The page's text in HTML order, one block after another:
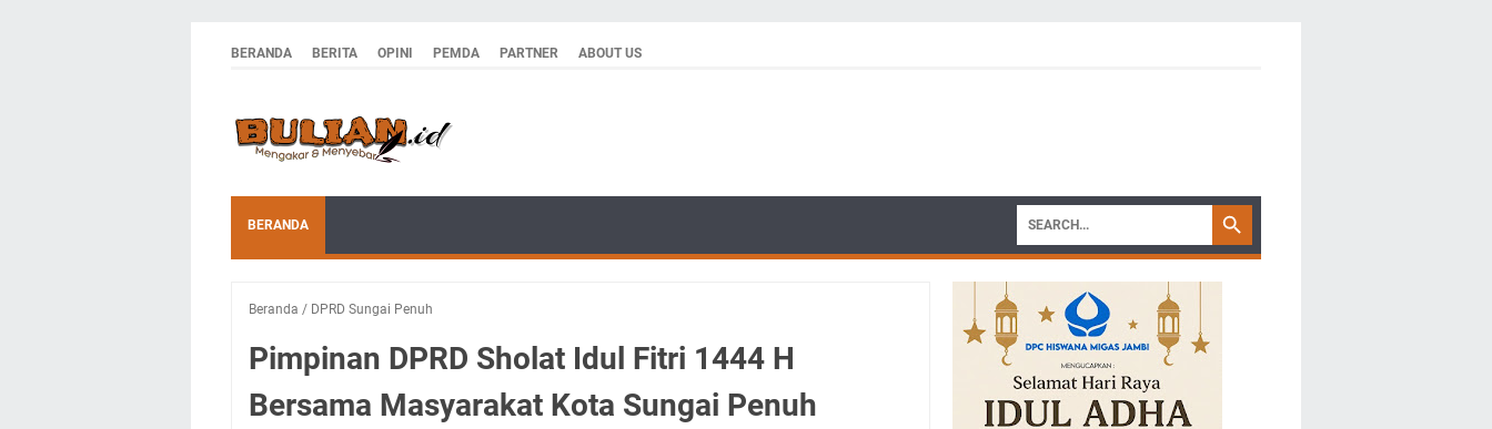
BERANDA BERITA OPINI PEMDA PARTNER ABOUT US
BERANDA
Beranda / DPRD Sungai Penuh
Pimpinan DPRD Sholat Idul Fitri 1444 H
Bersama Masyarakat Kota Sungai Penuh